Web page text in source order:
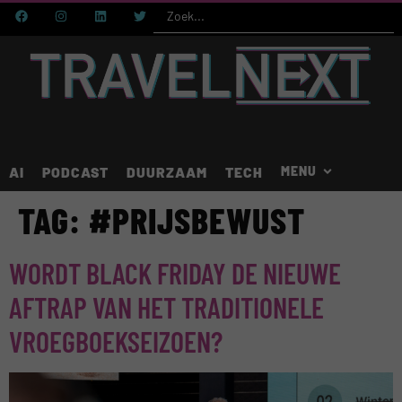
AI PODCAST DUURZAAM TECH
TAG: #PRIJSBEWUST
WORDT BLACK FRIDAY DE NIEUWE
AFTRAP VAN HET TRADITIONELE
VROEGBOEKSEIZOEN?